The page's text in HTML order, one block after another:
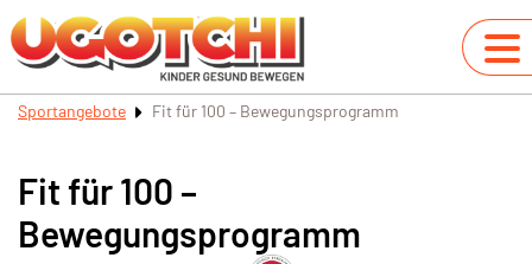
Sportangebote Fit für 100 – Bewegungsprogramm
Fit für 100 –
Bewegungsprogramm